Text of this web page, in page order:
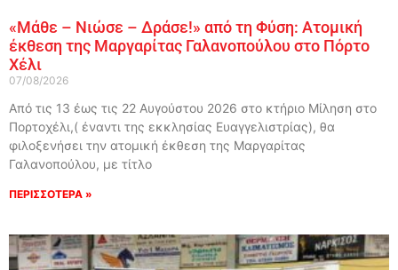
«Μάθε – Νιώσε – Δράσε!» από τη Φύση: Ατομική
έκθεση της Μαργαρίτας Γαλανοπούλου στο Πόρτο
Χέλι
07/08/2026
Από τις 13 έως τις 22 Αυγούστου 2026 στο κτήριο Μίληση στο
Πορτοχέλι,( έναντι της εκκλησίας Ευαγγελιστρίας), θα
φιλοξενήσει την ατομική έκθεση της Μαργαρίτας
Γαλανοπούλου, με τίτλο
ΠΕΡΙΣΣΟΤΕΡΑ »